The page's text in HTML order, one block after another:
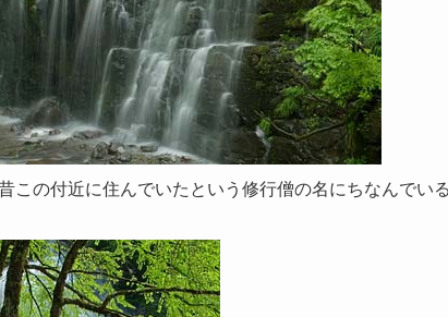
この付近に住んでいたという修行僧の名にちなんでいる